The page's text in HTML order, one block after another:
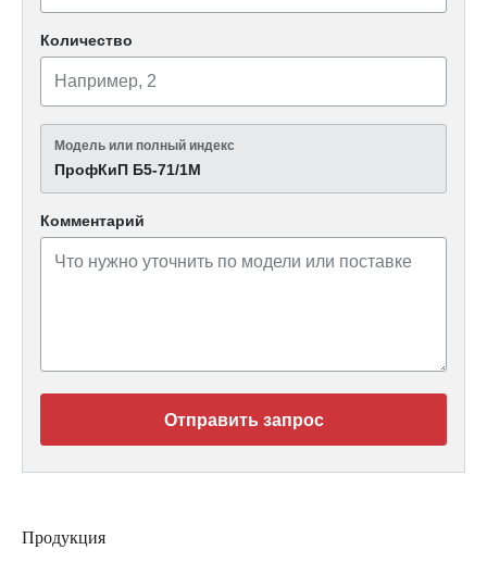
Количество
Модель или полный индекс
ПрофКиП Б5-71/1М
Комментарий
Отправить запрос
Продукция